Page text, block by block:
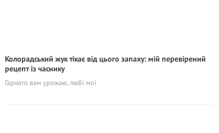
Колорадський жук тікає від цього запаху: мій перевірений
рецепт із часнику
Гарного вам урожаю, любі мої